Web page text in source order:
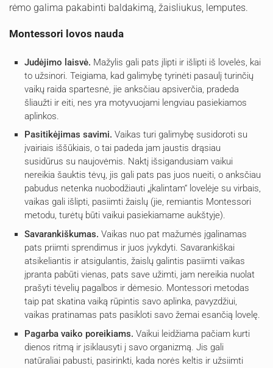
rėmo galima pakabinti baldakimą, žaisliukus, lemputes.
Montessori lovos nauda
Judėjimo laisvė. Mažylis gali pats įlipti ir išlipti iš lovelės, kai
to užsinori. Teigiama, kad galimybę tyrinėti pasaulį turinčių
vaikų raida spartesnė, jie anksčiau apsiverčia, pradeda
šliaužti ir eiti, nes yra motyvuojami lengviau pasiekiamos
aplinkos.
Pasitikėjimas savimi. Vaikas turi galimybę susidoroti su
įvairiais iššūkiais, o tai padeda jam jaustis drąsiau
susidūrus su naujovėmis. Naktį išsigandusiam vaikui
nereikia šauktis tėvų, jis gali pats pas juos nueiti, o anksčiau
pabudus netenka nuobodžiauti „įkalintam“ lovelėje su virbais,
vaikas gali išlipti, pasiimti žaislų (jie, remiantis Montessori
metodu, turėtų būti vaikui pasiekiamame aukštyje).
Savarankiškumas. Vaikas nuo pat mažumės įgalinamas
pats priimti sprendimus ir juos įvykdyti. Savarankiškai
atsikeliantis ir atsigulantis, žaislų galintis pasiimti vaikas
įpranta pabūti vienas, pats save užimti, jam nereikia nuolat
prašyti tėvelių pagalbos ir dėmesio. Montessori metodas
taip pat skatina vaiką rūpintis savo aplinka, pavyzdžiui,
vaikas pratinamas pats pasikloti savo žemai esančią lovelę.
Pagarba vaiko poreikiams. Vaikui leidžiama pačiam kurti
dienos ritmą ir įsiklausyti į savo organizmą. Jis gali
natūraliai pabusti, pasirinkti, kada norės keltis ir užsiimti